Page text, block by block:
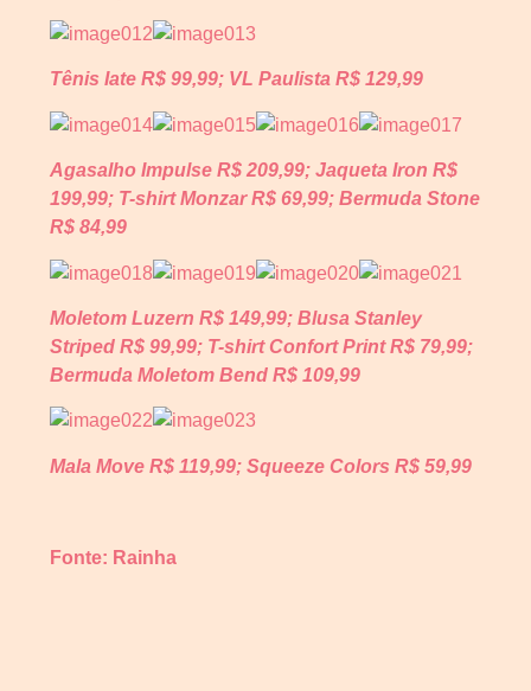
Tênis Iate R$ 99,99; VL Paulista R$ 129,99
Agasalho Impulse R$ 209,99; Jaqueta Iron R$
199,99; T-shirt Monzar R$ 69,99; Bermuda Stone
R$ 84,99
Moletom Luzern R$ 149,99; Blusa Stanley
Striped R$ 99,99; T-shirt Confort Print R$ 79,99;
Bermuda Moletom Bend R$ 109,99
Mala Move R$ 119,99; Squeeze Colors R$ 59,99
Fonte: Rainha